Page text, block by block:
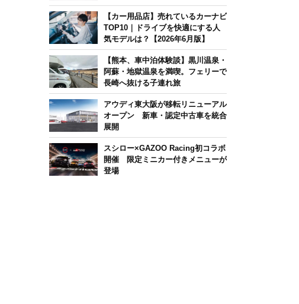
インを両立
【カー用品店】売れているカーナビ
TOP10｜ドライブを快適にする人
気モデルは？【2026年6月版】
【熊本、車中泊体験談】黒川温泉・
阿蘇・地獄温泉を満喫。フェリーで
長崎へ抜ける子連れ旅
アウディ東大阪が移転リニューアル
オープン 新車・認定中古車を統合
展開
スシロー×GAZOO Racing初コラボ
開催 限定ミニカー付きメニューが
登場